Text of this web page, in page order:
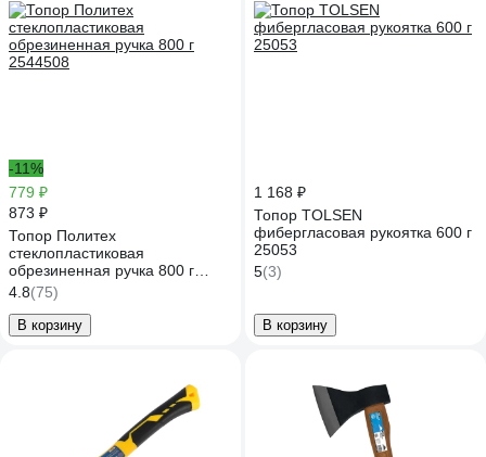
-11%
779 ₽
873 ₽
Топор Политех
стеклопластиковая
обрезиненная ручка 800 г
2544508
4.8(75)
В корзину
1 168 ₽
Топор TOLSEN
фибергласовая рукоятка 600 г
25053
5(3)
В корзину